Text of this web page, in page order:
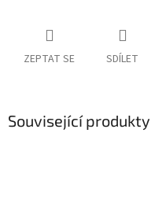
ZEPTAT SE SDÍLET
Související produkty